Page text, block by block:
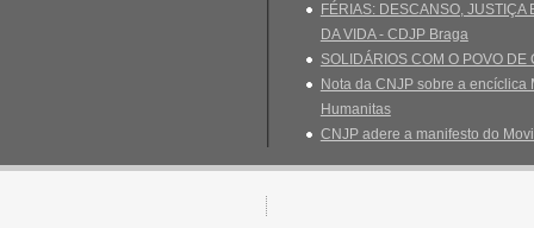
FÉRIAS: DESCANSO, JUSTIÇA
DA VIDA - CDJP Braga
SOLIDÁRIOS COM O POVO DE
Nota da CNJP sobre a encíclica
Humanitas
CNJP adere a manifesto do